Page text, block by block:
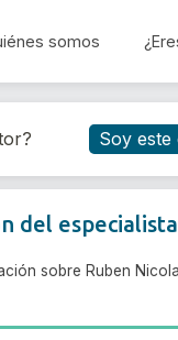
somos
Soy
del especialista
sobre Ruben